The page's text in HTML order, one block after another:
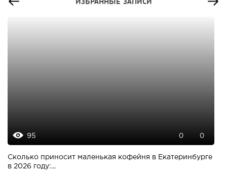
95 0 0
Сколько приносит маленькая кофейня в Екатеринбурге
в 2026 году:...